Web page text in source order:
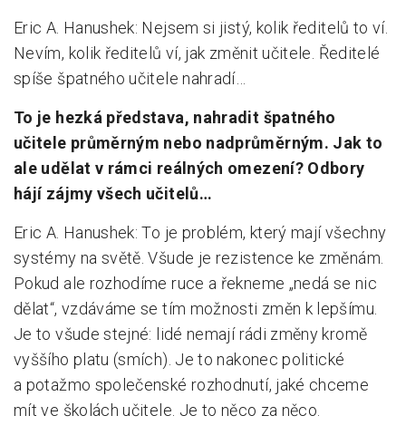
Eric A. Hanushek: Nejsem si jistý, kolik ředitelů to ví.
Nevím, kolik ředitelů ví, jak změnit učitele. Ředitelé
spíše špatného učitele nahradí…
To je hezká představa, nahradit špatného
učitele průměrným nebo nadprůměrným. Jak to
ale udělat v rámci reálných omezení? Odbory
hájí zájmy všech učitelů…
Eric A. Hanushek: To je problém, který mají všechny
systémy na světě. Všude je rezistence ke změnám.
Pokud ale rozhodíme ruce a řekneme „nedá se nic
dělat“, vzdáváme se tím možnosti změn k lepšímu.
Je to všude stejné: lidé nemají rádi změny kromě
vyššího platu (smích). Je to nakonec politické
a potažmo společenské rozhodnutí, jaké chceme
mít ve školách učitele. Je to něco za něco.